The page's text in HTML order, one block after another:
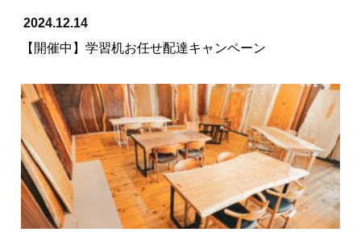
2024.12.14
【開催中】学習机お任せ配達キャンペーン